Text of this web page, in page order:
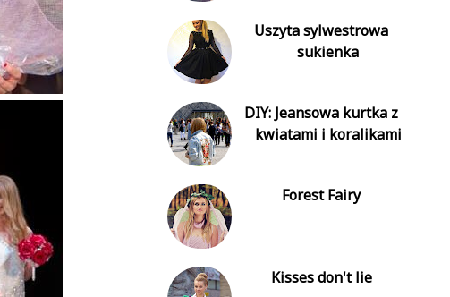
Uszyta sylwestrowa
sukienka
DIY: Jeansowa kurtka z
kwiatami i koralikami
Forest Fairy
Kisses don't lie